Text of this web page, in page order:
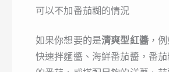
可以不加番茄糊的情況
如果你想要的是清爽型紅醬，
快速拌麵醬、海鮮番茄醬，番